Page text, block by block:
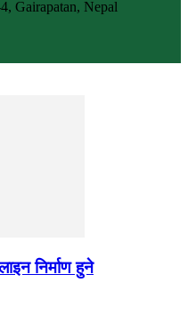
Gairapatan, Nepal
निर्माण हुने